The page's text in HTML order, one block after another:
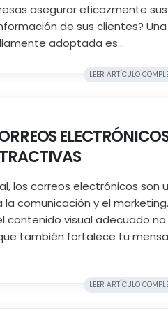
asegurar eficazmente sus
de sus clientes? Una
adoptada es...
LEER ARTÍCULO
los correos electrónicos son
comunicación y el
contenido visual adecuado no
también fortalece tu
LEER ARTÍCULO